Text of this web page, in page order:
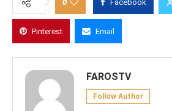
Facebook
Pinterest Email
FAROSTV
Follow Author